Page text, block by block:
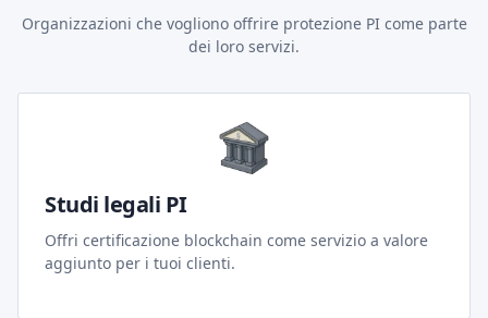
Organizzazioni che vogliono offrire protezione PI come parte
dei loro servizi.
Studi legali PI
Offri certificazione blockchain come servizio a valore
aggiunto per i tuoi clienti.